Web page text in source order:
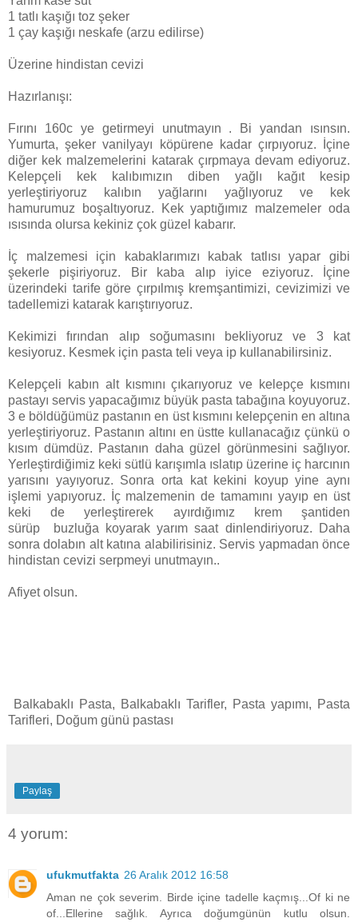
1 tatlı kaşığı toz şeker
1 çay kaşığı neskafe (arzu edilirse)
Üzerine hindistan cevizi
Hazırlanışı:
Fırını 160c ye getirmeyi unutmayın . Bi yandan ısınsın.
Yumurta, şeker vanilyayı köpürene kadar çırpıyoruz. İçine
diğer kek malzemelerini katarak çırpmaya devam ediyoruz.
Kelepçeli kek kalıbımızın diben yağlı kağıt kesip
yerleştiriyoruz kalıbın yağlarını yağlıyoruz ve kek
hamurumuz boşaltıyoruz. Kek yaptığımız malzemeler oda
ısısında olursa kekiniz çok güzel kabarır.
İç malzemesi için kabaklarımızı kabak tatlısı yapar gibi
şekerle pişiriyoruz. Bir kaba alıp iyice eziyoruz. İçine
üzerindeki tarife göre çırpılmış kremşantimizi, cevizimizi ve
tadellemizi katarak karıştırıyoruz.
Kekimizi fırından alıp soğumasını bekliyoruz ve 3 kat
kesiyoruz. Kesmek için pasta teli veya ip kullanabilirsiniz.
Kelepçeli kabın alt kısmını çıkarıyoruz ve kelepçe kısmını
pastayı servis yapacağımız büyük pasta tabağına koyuyoruz.
3 e böldüğümüz pastanın en üst kısmını kelepçenin en altına
yerleştiriyoruz. Pastanın altını en üstte kullanacağız çünkü o
kısım dümdüz. Pastanın daha güzel görünmesini sağlıyor.
Yerleştirdiğimiz keki sütlü karışımla ıslatıp üzerine iç harcının
yarısını yayıyoruz. Sonra orta kat kekini koyup yine aynı
işlemi yapıyoruz. İç malzemenin de tamamını yayıp en üst
keki de yerleştirerek ayırdığımız krem şantiden
sürüp buzluğa koyarak yarım saat dinlendiriyoruz. Daha
sonra dolabın alt katına alabilirisiniz. Servis yapmadan önce
hindistan cevizi serpmeyi unutmayın..
Afiyet olsun.
Balkabaklı Pasta, Balkabaklı Tarifler, Pasta yapımı, Pasta
Tarifleri, Doğum günü pastası
Paylaş
4 yorum:
ufukmutfakta 26 Aralık 2012 16:58
Aman ne çok severim. Birde içine tadelle kaçmış...Of ki ne
of...Ellerine sağlık. Ayrıca doğumgünün kutlu olsun.